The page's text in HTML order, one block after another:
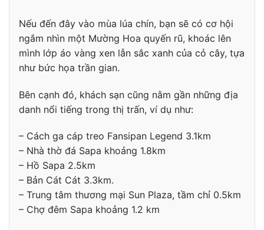
Nếu đến đây vào mùa lúa chín, bạn sẽ có cơ hội
ngắm nhìn một Mường Hoa quyến rũ, khoác lên
mình lớp áo vàng xen lẫn sắc xanh của cỏ cây, tựa
như bức họa trần gian.
Bên cạnh đó, khách sạn cũng nằm gần những địa
danh nổi tiếng trong thị trấn, ví dụ như:
– Cách ga cáp treo Fansipan Legend 3.1km
– Nhà thờ đá Sapa khoảng 1.8km
– Hồ Sapa 2.5km
– Bản Cát Cát 3.3km.
– Trung tâm thương mại Sun Plaza, tầm chỉ 0.5km
– Chợ đêm Sapa khoảng 1.2 km